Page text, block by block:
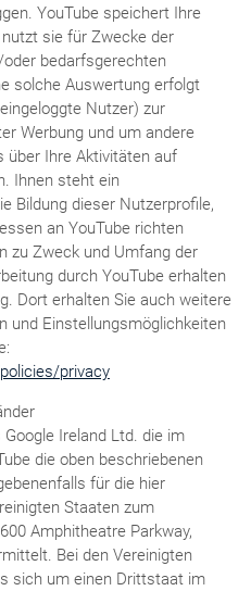
YouTube speichert Ihre
sie für Zwecke der
bedarfsgerechten
solche Auswertung erfolgt
Nutzer) zur
Werbung und um andere
über Ihre Aktivitäten auf
Ihnen steht ein
Bildung dieser Nutzerprofile,
an YouTube richten
zu Zweck und Umfang der
durch YouTube erhalten
Dort erhalten Sie auch weitere
und Einstellungsmöglichkeiten
privacy
Ireland Ltd. die im
die oben beschriebenen
für die hier
Staaten zum
Amphitheatre Parkway,
Bei den Vereinigten
sich um einen Drittstaat im